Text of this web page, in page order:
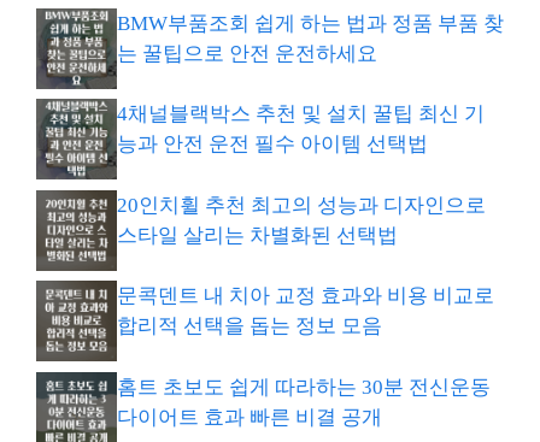
BMW부품조회 쉽게 하는 법과 정품 부품 찾
는 꿀팁으로 안전 운전하세요
4채널블랙박스 추천 및 설치 꿀팁 최신 기
능과 안전 운전 필수 아이템 선택법
20인치휠 추천 최고의 성능과 디자인으로
스타일 살리는 차별화된 선택법
문콕덴트 내 치아 교정 효과와 비용 비교로
합리적 선택을 돕는 정보 모음
홈트 초보도 쉽게 따라하는 30분 전신운동
다이어트 효과 빠른 비결 공개